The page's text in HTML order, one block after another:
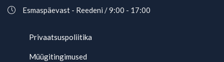
Esmaspäevast - Reedeni / 9:00 - 17:00
Privaatsuspoliitika
Müügitingimused